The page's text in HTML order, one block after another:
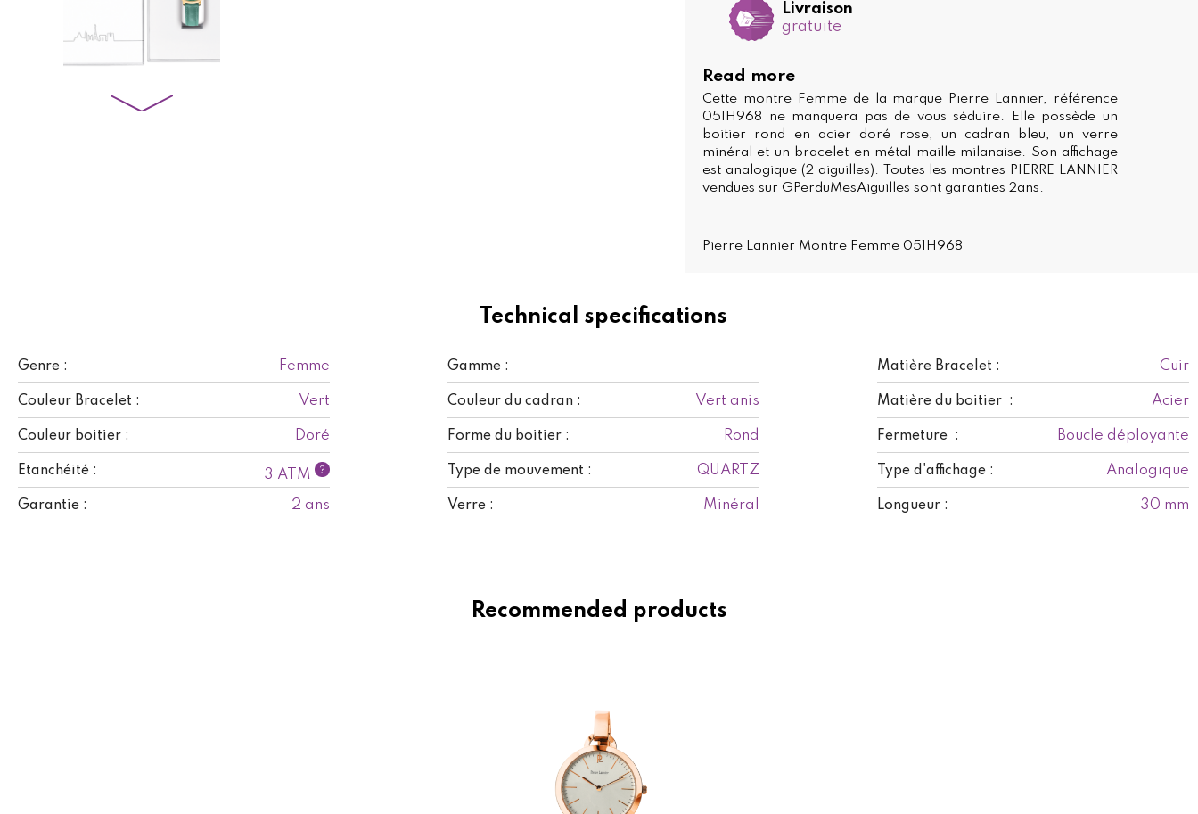
Technical specifications
Genre : Femme Gamme : Matière Bracelet : Cuir
Couleur Bracelet : Vert Couleur du cadran : Vert anis Matière du boitier : Acier
Couleur boitier : Doré Forme du boitier : Rond Fermeture : Boucle déployante
Etanchéité : 3 ATM ? Type de mouvement : QUARTZ Type d'affichage : Analogique
Garantie : 2 ans Verre : Minéral Longueur : 30 mm
Livraison
gratuite
Read more
Cette montre Femme de la marque Pierre Lannier, référence
051H968 ne manquera pas de vous séduire. Elle possède un
boitier rond en acier doré rose, un cadran bleu, un verre
minéral et un bracelet en métal maille milanaise. Son affichage
est analogique (2 aiguilles). Toutes les montres PIERRE LANNIER
vendues sur GPerduMesAiguilles sont garanties 2ans.
Pierre Lannier Montre Femme 051H968
Recommended products